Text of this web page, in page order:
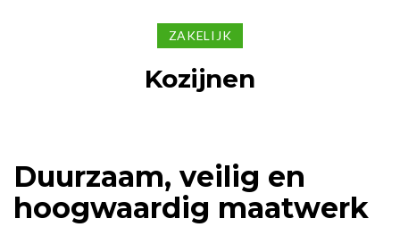
ZAKELIJK
Kozijnen
Duurzaam, veilig en
hoogwaardig maatwerk